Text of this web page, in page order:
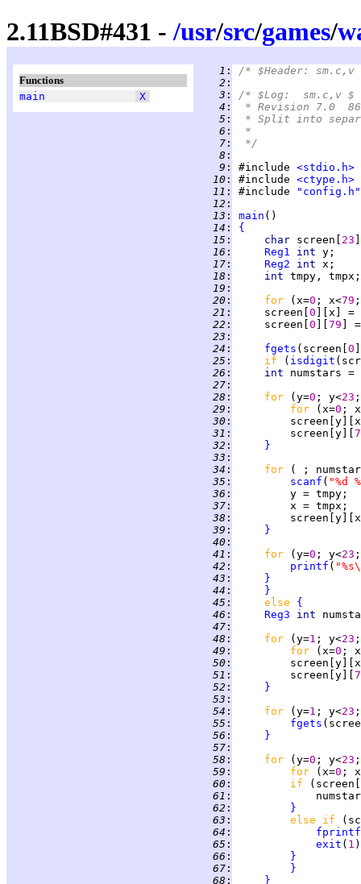
2.11BSD#431 -/usr/src/games/
Functions
main
X
   1
:
/* $Header:
   2
:
   3
:
/* $Log:	sm.c,v $
   4
:
* Revision 7.0
   5
:
* Split into
   6
:
*
   7
:
*/
   8
:
   9
: #include <stdio.h>
  10
: #include <ctype.h>
  11
: #include
"config.h"
  12
:
  13
: main
  14
:
{
  15
: char screen[ 23
  16
: Reg1 int
  17
: Reg2 int
  18
:
int
  19
:
  20
: for (x=0 ; x<79
  21
:
     screen[
0 ][x] =
  22
:
     screen[
0 79 ]
  23
:
  24
: fgets (screen[ 0
  25
: if ( isdigit
  26
: int numstars =
  27
:
  28
: for (y=0 ; y<23
  29
: for (x=0 ;
  30
:
  31
:
         screen[y][
  32
:
}
  33
:
  34
: for
( ;
  35
: scanf ( "%d
  36
:
  37
:
  38
:
  39
:
}
  40
:
  41
: for (y=0 ; y<23
  42
: printf (
  43
:
}
  44
:
}
  45
: else {
  46
: Reg3 int
  47
:
  48
: for (y=1 ; y<23
  49
: for (x=0 ;
  50
:
  51
:
         screen[y][
  52
:
}
  53
:
  54
: for (y=1 ; y<23
  55
: fgets
  56
:
}
  57
:
  58
: for (y=0 ; y<23
  59
: for (x=0 ;
  60
: if
  61
:
  62
:
}
  63
: else if
  64
:
fprintf
  65
: exit ( 1
  66
:
}
  67
:
}
  68
:
}